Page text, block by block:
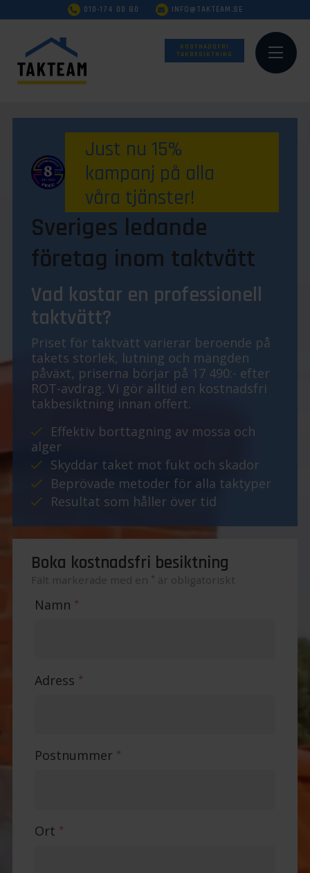
010-174 00 80 INFO@TAKTEAM.SE
KOSTNADSFRI
TAKBESIKTNING
Just nu 15%
kampanj på alla
våra tjänster!
Sveriges ledande
företag inom taktvätt
Vad kostar en professionell
taktvätt?
Priset för taktvätt varierar beroende på
takets storlek, lutning och mängden
påväxt, priserna börjar på 17 490:- efter
ROT-avdrag. Vi gör alltid en kostnadsfri
takbesiktning innan offert.
Effektiv borttagning av mossa och
alger
Skyddar taket mot fukt och skador
Beprövade metoder för alla taktyper
Resultat som håller över tid
Boka kostnadsfri besiktning
Fält markerade med en * är obligatoriskt
Namn *
Adress *
Postnummer *
Ort *